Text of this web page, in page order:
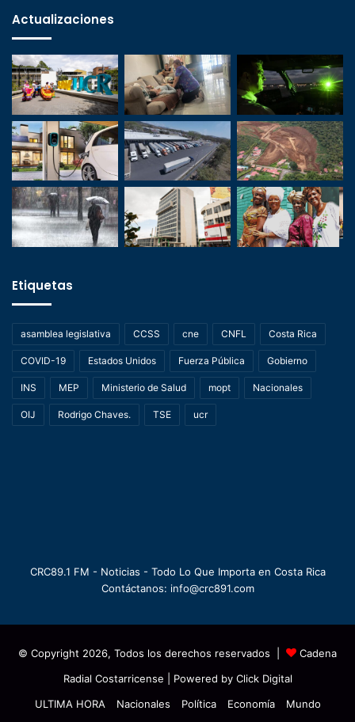
Actualizaciones
Etiquetas
asamblea legislativa CCSS cne CNFL Costa Rica
COVID-19 Estados Unidos Fuerza Pública Gobierno
INS MEP Ministerio de Salud mopt Nacionales
OIJ Rodrigo Chaves. TSE ucr
CRC89.1 FM - Noticias - Todo Lo Que Importa en Costa Rica
Contáctanos: info@crc891.com
© Copyright 2026, Todos los derechos reservados |
Cadena
Radial Costarricense | Powered by Click Digital
ULTIMA HORA
Nacionales Política Economía Mundo